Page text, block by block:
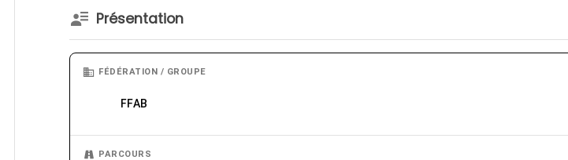
Présentation
FÉDÉRATION / GROUPE
FFAB
PARCOURS